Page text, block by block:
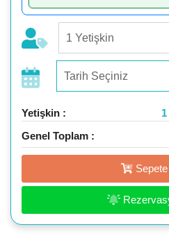
Yetişkin :
Genel Toplam :